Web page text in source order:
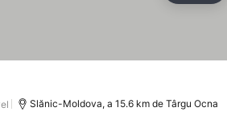
Slănic-Moldova, a 15.6 km de Târgu Ocna